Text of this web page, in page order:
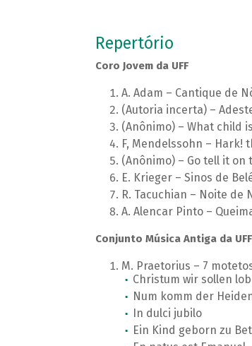
Repertório
Coro Jovem da UFF
A. Adam – Cantique de
(Autoria incerta) –
(Anônimo) – What child
F, Mendelssohn – Hark!
(Anônimo) – Go tell it on
E. Krieger – Sinos de
R. Tacuchian – Noite de
A. Alencar Pinto –
Conjunto Música Antiga da UFF
M. Praetorius – 7
Christum wir sollen
Num komm der
In dulci jubilo
Ein Kind geborn zu